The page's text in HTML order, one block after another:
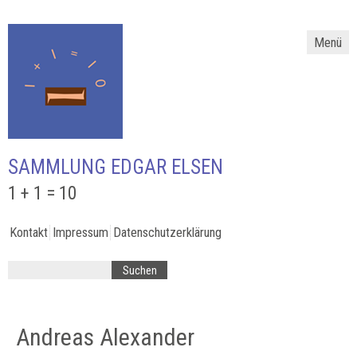
Menü
SAMMLUNG EDGAR ELSEN
1 + 1 = 10
Kontakt Impressum Datenschutzerklärung
Andreas Alexander